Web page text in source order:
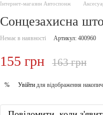
Інтернет-магазин Автоспонж
Сонцезахисна
Немає в наявності Артикул: 400960
155 грн 163 грн
% Увійтидля відображення